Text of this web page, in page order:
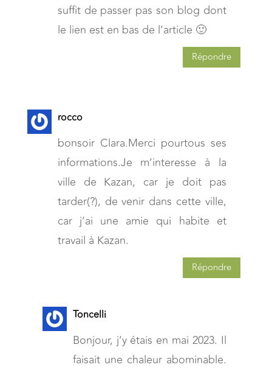
suffit de passer pas son blog dont
le lien est en bas de l’article 🙂
Répondre
rocco
bonsoir Clara.Merci pourtous ses
informations.Je m’interesse à la
ville de Kazan, car je doit pas
tarder(?), de venir dans cette ville,
car j’ai une amie qui habite et
travail à Kazan.
Répondre
Toncelli
Bonjour, j’y étais en mai 2023. Il
faisait une chaleur abominable.